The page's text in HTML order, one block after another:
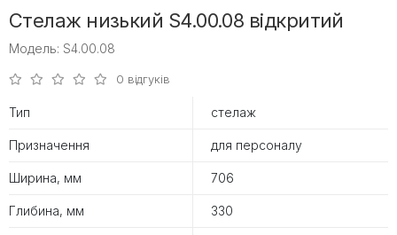
Стелаж низький S4.00.08 відкритий
Модель: S4.00.08
0 відгуків
Тип стелаж
Призначення для персоналу
Ширина, мм 706
Глибина, мм 330